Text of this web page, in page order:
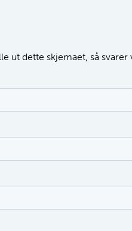
ut dette skjemaet, så svarer